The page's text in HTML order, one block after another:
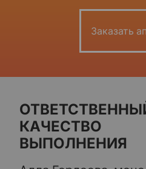
Заказать
КАЧЕСТВО
ВЫПОЛНЕНИЯ